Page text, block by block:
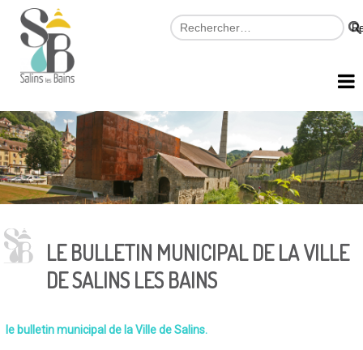
LE BULLETIN MUNICIPAL DE LA VILLE
DE SALINS LES BAINS
le bulletin municipal de la Ville de Salins.